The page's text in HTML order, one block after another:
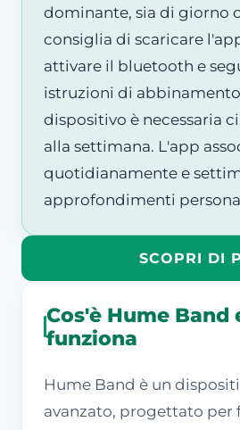
dominante, sia di giorno
consiglia di scaricare
attivare il bluetooth e
istruzioni di
dispositivo è necessaria
alla settimana. L'app
quotidianamente e
approfondimenti
SCOPRI DI
Cos'è Hume Band
funziona
Hume Band è un
avanzato, progettato per